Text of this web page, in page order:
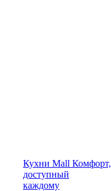
Кухни Mall Комфорт,
доступный
каждому